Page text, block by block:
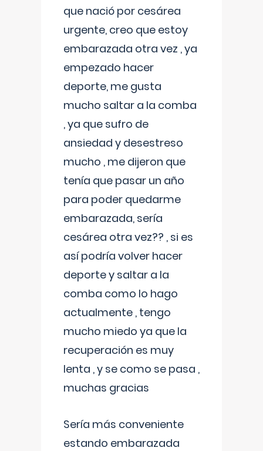
que nació por cesárea
urgente, creo que estoy
embarazada otra vez , ya
empezado hacer
deporte, me gusta
mucho saltar a la comba
, ya que sufro de
ansiedad y desestreso
mucho , me dijeron que
tenía que pasar un año
para poder quedarme
embarazada, sería
cesárea otra vez?? , si es
así podría volver hacer
deporte y saltar a la
comba como lo hago
actualmente , tengo
mucho miedo ya que la
recuperación es muy
lenta , y se como se pasa ,
muchas gracias
Sería más conveniente
estando embarazada